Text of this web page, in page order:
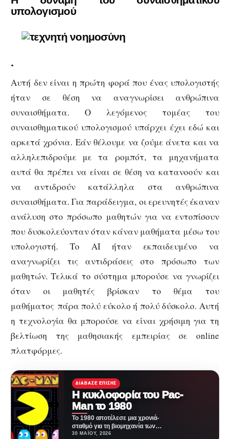
υπολογισμού
.
Αυτή δεν είναι η πρώτη φορά που ένας υπολογιστής
ήταν σε θέση να αναγνωρίσει ανθρώπινα
συναισθήματα. Ο λεγόμενος τομέας του
συναισθηματικού υπολογισμού υπάρχει έχει εδώ και
αρκετά χρόνια. Εάν θέλουμε να ζούμε άνετα και να
αλληλεπιδρούμε με τα ρομπότ, τα μηχανήματα
αυτά θα πρέπει να είναι σε θέση να κατανοούν και
να αντιδρούν κατάλληλα στα ανθρώπινα
συναισθήματα. Για παράδειγμα, οι ερευνητές έκαναν
ανάλυση στο πρόσωπο μαθητών για να εντοπίσουν
που δυσκολεύονταν όταν κάναν μαθήματα μέσω του
υπολογιστή. Το AI ήταν εκπαιδευμένο να
αναγνωρίζει τις αντιδράσεις στο πρόσωπο των
μαθητών. Τελικά το σύστημα μπορούσε να γνωρίζει
όταν οι μαθητές βρίσκαν το θέμα του
μαθήματος πάρα πολύ εύκολο ή πολύ δύσκολο. Αυτή
η τεχνολογία θα μπορούσε να είναι χρήσιμη για τη
βελτίωση της μαθησιακής εμπειρίας σε online
πλατφόρμες.
ΔΙΆΒΑΣΕ ΕΠΊΣΗΣ
Η κυκλοφορία του Pac-
Man το 1980
Το 1980 αποτέλεσε μια χρονιά-
σταθμό για τη βιομηχανία των
βιντεοπαιχνιδιών, καθώς τότε
30 ΜΑΪ́ΟΥ, 2026